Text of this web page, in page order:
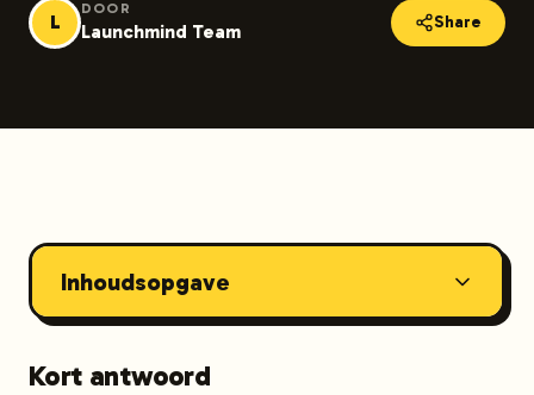
L
DOOR
Launchmind Team Share
Inhoudsopgave
Kort antwoord